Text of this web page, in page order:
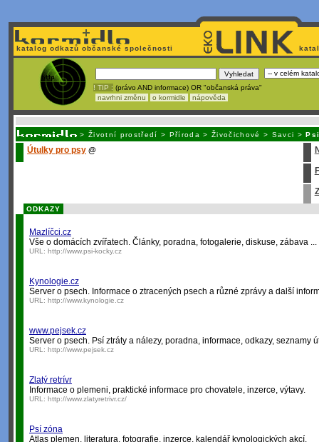
katalog odkazů občanské společnosti
! TIP : (právo AND informace) OR "občanská práva"
navrhni změnu
o kormidle nápověda
> Životní prostředí > Příroda >Živočichové > Savci >
Útulky pro psy @
ODKAZY
Mazlíčci.cz
Vše o domácích zvířatech. Články, poradna, fotogalerie, diskuse, zábava ...
URL: http://www.psi-kocky.cz
Kynologie.cz
Server o psech. Informace o ztracených psech a různé zprávy a další
URL: http://www.kynologie.cz
www.pejsek.cz
Server o psech. Psí ztráty a nálezy, poradna, informace, odkazy, seznamy
URL: http://www.pejsek.cz
Zlatý retrívr
Informace o plemeni, praktické informace pro chovatele, inzerce, výtavy.
URL: http://www.zlatyretrivr.cz/
Psí zóna
Atlas plemen, literatura, fotografie, inzerce, kalendář kynologických akcí.